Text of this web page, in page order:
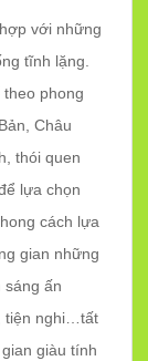
với những
tĩnh lặng.
phong
Châu
thói quen
lựa chọn
cách lựa
gian những
sáng ấn
tiện nghi…tất
giàu tính